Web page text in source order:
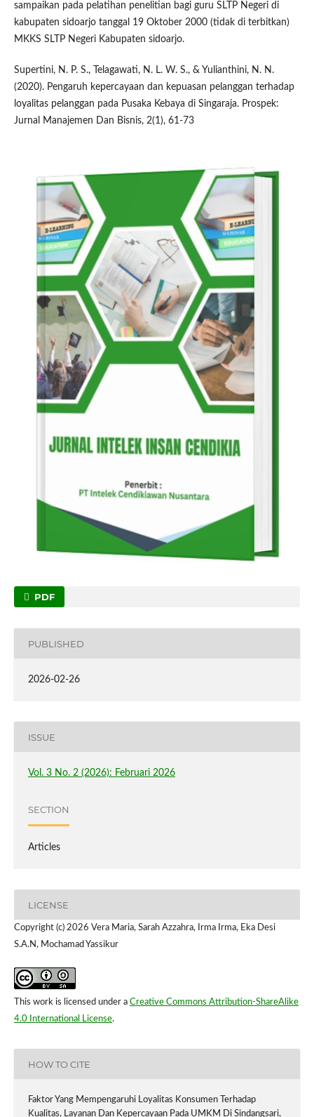
sampaikan pada pelatihan penelitian bagi guru SLTP Negeri di
kabupaten sidoarjo tanggal 19 Oktober 2000 (tidak di terbitkan)
MKKS SLTP Negeri Kabupaten sidoarjo.
Supertini, N. P. S., Telagawati, N. L. W. S., & Yulianthini, N. N.
(2020). Pengaruh kepercayaan dan kepuasan pelanggan terhadap
loyalitas pelanggan pada Pusaka Kebaya di Singaraja. Prospek:
Jurnal Manajemen Dan Bisnis, 2(1), 61-73
PDF
PUBLISHED
2026-02-26
ISSUE
Vol. 3 No. 2 (2026): Februari 2026
SECTION
Articles
LICENSE
Copyright (c) 2026 Vera Maria, Sarah Azzahra, Irma Irma, Eka Desi
S.A.N, Mochamad Yassikur
This work is licensed under a Creative Commons Attribution-ShareAlike
4.0 International License.
HOW TO CITE
Faktor Yang Mempengaruhi Loyalitas Konsumen Terhadap
Kualitas, Layanan Dan Kepercayaan Pada UMKM Di Sindangsari,